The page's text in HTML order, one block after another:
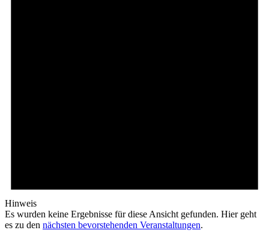
Hinweis
Es wurden keine Ergebnisse für diese Ansicht gefunden. Hier geht
es zu den nächsten bevorstehenden Veranstaltungen.